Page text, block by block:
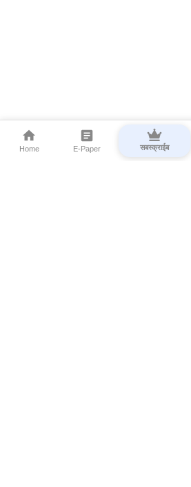
Home E-Paper सबस्क्राईब